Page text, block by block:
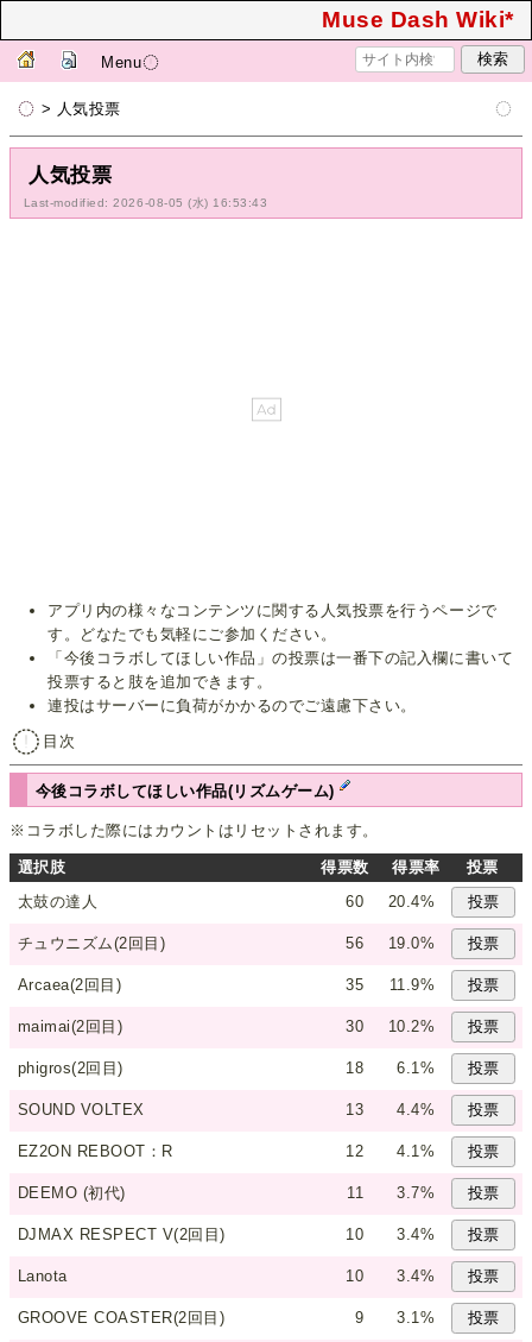
Muse Dash Wiki*
Menu
> 人気投票
人気投票
Last-modified: 2026-08-05 (水) 16:53:43
アプリ内の様々なコンテンツに関する人気投票を行うページで
す。どなたでも気軽にご参加ください。
「今後コラボしてほしい作品」の投票は一番下の記入欄に書いて
投票すると肢を追加できます。
連投はサーバーに負荷がかかるのでご遠慮下さい。
目次
今後コラボしてほしい作品(リズムゲーム)
※コラボした際にはカウントはリセットされます。
選択肢 得票数 得票率
投票
太鼓の達人
60 20.4%
チュウニズム(2回目) 56 19.0%
Arcaea(2回目) 35 11.9%
maimai(2回目) 30 10.2%
phigros(2回目) 18 6.1%
SOUND VOLTEX 13 4.4%
EZ2ON REBOOT：R 12 4.1%
DEEMO (初代) 11 3.7%
DJMAX RESPECT V(2回目) 10 3.4%
Lanota 10 3.4%
GROOVE COASTER(2回目) 9 3.1%